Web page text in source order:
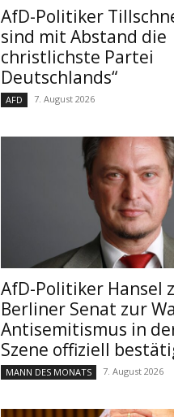
AfD-Politiker
sind mit Abstand die
christlichste Partei
Deutschlands“
AFD 7. August 2026
AfD-Politiker Hansel
Berliner Senat zur
Antisemitismus in
Szene offiziell
MANN DES MONATS 7. August 2026